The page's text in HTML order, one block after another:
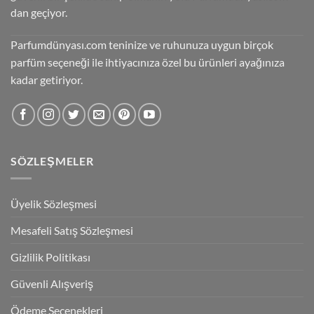
dan geçiyor.
Parfumdünyası.com teninize ve ruhunuza uygun birçok
parfüm seçeneği ile ihtiyacınıza özel bu ürünleri ayağınıza
kadar getiriyor.
SÖZLEŞMELER
Üyelik Sözleşmesi
Mesafeli Satış Sözleşmesi
Gizlilik Politikası
Güvenli Alışveriş
Ödeme Seçenekleri